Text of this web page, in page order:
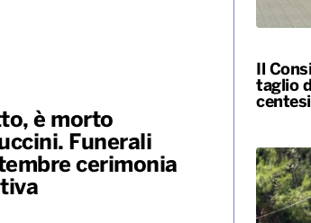
è morto
Funerali
cerimonia
Il
taglio